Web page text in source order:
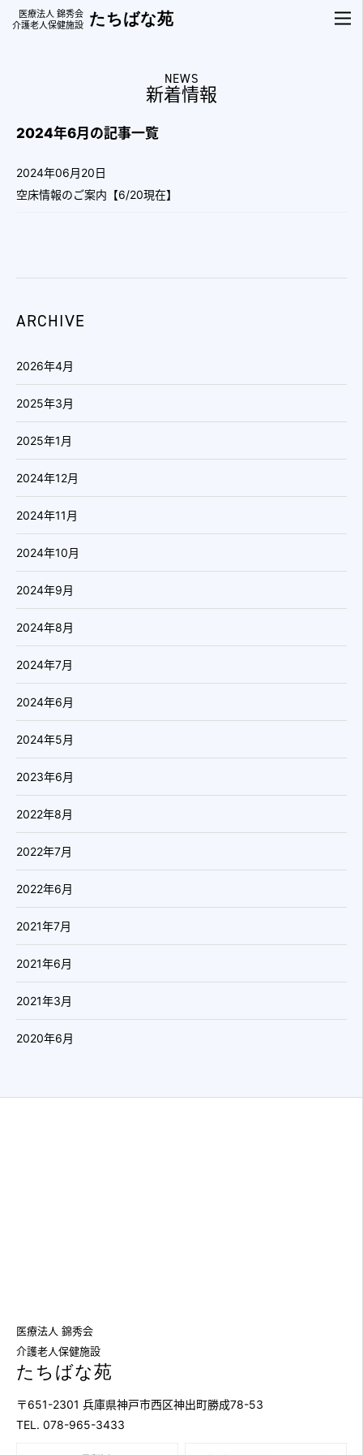
医療法人 錦秀会
介護老人保健施設 たちばな苑
NEWS
新着情報
2024年6月の記事一覧
2024年06月20日
空床情報のご案内【6/20現在】
ARCHIVE
2026年4月
2025年3月
2025年1月
2024年12月
2024年11月
2024年10月
2024年9月
2024年8月
2024年7月
2024年6月
2024年5月
2023年6月
2022年8月
2022年7月
2022年6月
2021年7月
2021年6月
2021年3月
2020年6月
医療法人 錦秀会
介護老人保健施設
たちばな苑
〒651-2301 兵庫県神戸市西区神出町勝成78-53
TEL. 078-965-3433